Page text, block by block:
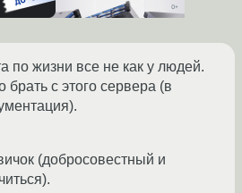
по жизни все не как у людей.
брать с этого сервера (в
(добросовестный и